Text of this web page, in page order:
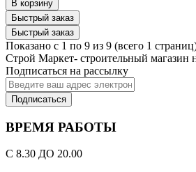
В корзину
Быстрый заказ
Быстрый заказ
Показано с 1 по 9 из 9 (всего 1
Строй Маркет- строительный магазин
Подписаться на рассылку
Подписаться
ВРЕМЯ РАБОТЫ
С 8.30 ДО 20.00